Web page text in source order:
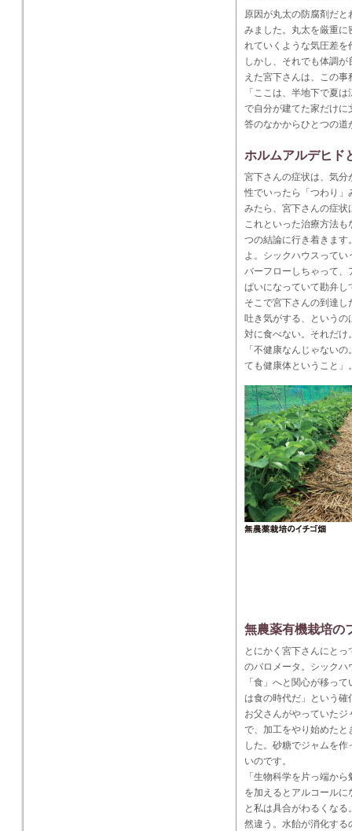
原因が丸太の防腐剤だ
みました。丸太を厳重
れていくような気圧差
しかし、それでも体調
えた宮下さんは、この
「ここは、半地下で夏
で自分が建てた家だけ
答のなかからひとつの道
ホルムアルデヒド
宮下さんの症状は、気
性でいったら「つわり
みたら、宮下さんの症
これといった治療方法
つの結論に行き着きま
よ。シックハウスって
バーフローしちゃって
ぱいになっていて勘弁
そこで宮下さんの到達
吐き気がする、という
対に食べない。それだけ
「不健康なんじゃない
ても健康体ということ
無農薬有機栽培の
とにかく宮下さんにと
のバロメータ。シック
「食」へと関心が移っ
は食の時代だ」という
お父さんがやっていた
で、加工をやり始めた
した。砂糖でジャムを
いのです。
「生物科学を片っ端か
を加えるとアルコール
と私は具合がわるくな
然違う。水飴が消化す